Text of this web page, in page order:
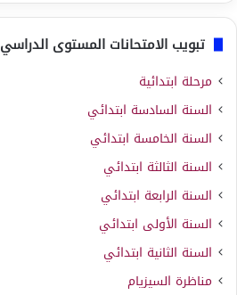
تبويب الامتحانات المستوى الدراسي
مرحلة ابتدائية
السنة السادسة ابتدائي
السنة الخامسة ابتدائي
السنة الثالثة ابتدائي
السنة الرابعة ابتدائي
السنة الأولى ابتدائي
السنة الثانية ابتدائي
مناظرة السيزيام